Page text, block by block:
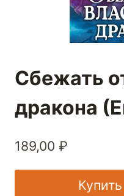
Сбежать
дракона
189,00 ₽
Купить